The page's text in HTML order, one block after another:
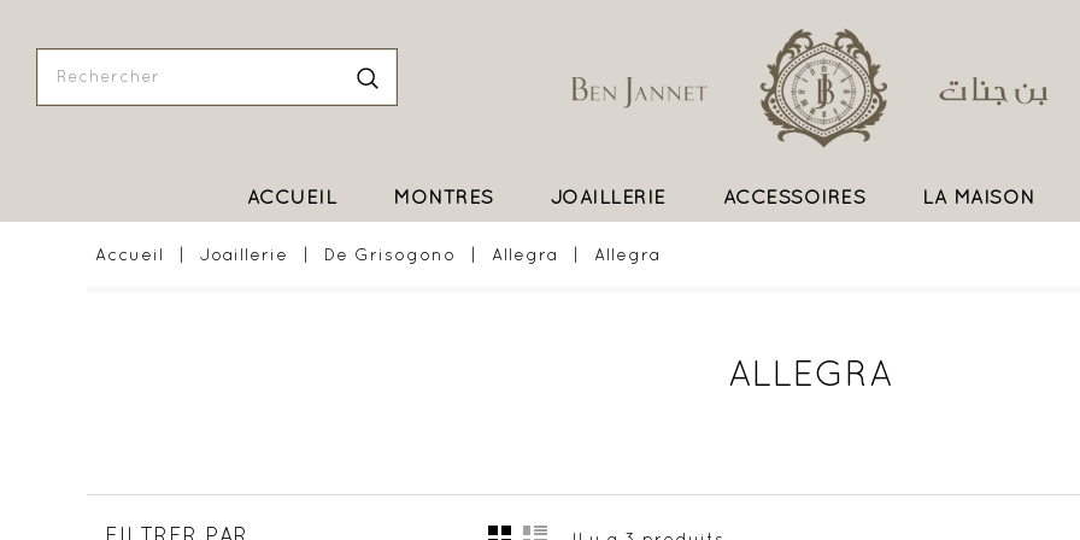
ACCUEIL MONTRES JOAILLERIE ACCESSOIRES LA MAISON
Accueil Joaillerie De Grisogono Allegra Allegra
ALLEGRA
FILTRER PAR